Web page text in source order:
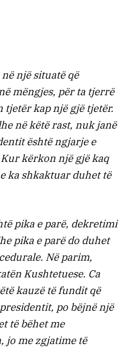
një situatë që
mëngjes, për ta tjerrë
tjetër kap një gjë tjetër.
në këtë rast, nuk janë
është ngjarje e
kërkon një gjë kaq
ka shkaktuar duhet të
pika e parë, dekretimi
pika e parë do duhet
Në parim,
Kushtetuese. Ca
kauzë të fundit që
po bëjnë një
të bëhet me
jo me zgjatime të